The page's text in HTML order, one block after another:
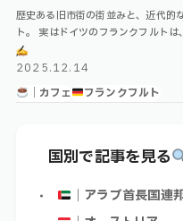
歴史ある旧市街の街並みと、近代的
ト。 実はドイツのフランクフルト
イツケーキやペストリーが味わえる
ー …
2025.12.14
｜カフェ
フランクフルト
国別で記事を見る
｜アラブ首長国連